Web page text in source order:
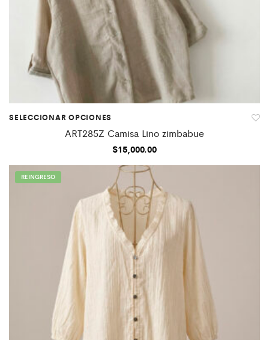
SELECCIONAR OPCIONES
ART285Z Camisa Lino zimbabue
$15,000.00
REINGRESO